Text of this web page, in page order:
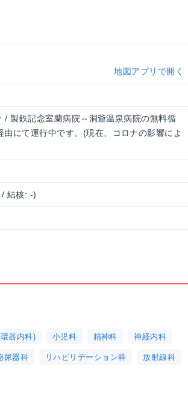
地図アプリで開く
/ 製鉄記念室蘭病院⇔洞爺温泉病院の無料循
にて運行中です。(現在、コロナの影響によ
結核: -)
器内科) 小児科 精神科 神経内科
尿器科 リハビリテーション科 放射線科